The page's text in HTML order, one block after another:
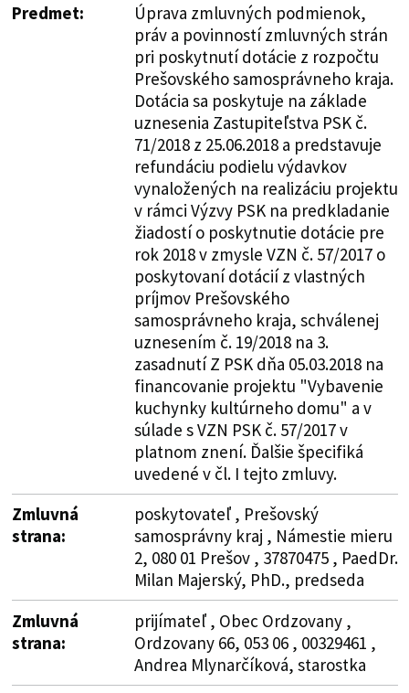
Predmet:
Úprava zmluvných podmienok,
práv a povinností zmluvných strán
pri poskytnutí dotácie z rozpočtu
Prešovského samosprávneho kraja.
Dotácia sa poskytuje na základe
uznesenia Zastupiteľstva PSK č.
71/2018 z 25.06.2018 a predstavuje
refundáciu podielu výdavkov
vynaložených na realizáciu projektu
v rámci Výzvy PSK na predkladanie
žiadostí o poskytnutie dotácie pre
rok 2018 v zmysle VZN č. 57/2017 o
poskytovaní dotácií z vlastných
príjmov Prešovského
samosprávneho kraja, schválenej
uznesením č. 19/2018 na 3.
zasadnutí Z PSK dňa 05.03.2018 na
financovanie projektu "Vybavenie
kuchynky kultúrneho domu" a v
súlade s VZN PSK č. 57/2017 v
platnom znení. Ďalšie špecifiká
uvedené v čl. I tejto zmluvy.
Zmluvná
strana:
poskytovateľ , Prešovský
samosprávny kraj , Námestie mieru
2, 080 01 Prešov , 37870475 , PaedDr.
Milan Majerský, PhD., predseda
Zmluvná
strana:
prijímateľ , Obec Ordzovany ,
Ordzovany 66, 053 06 , 00329461 ,
Andrea Mlynarčíková, starostka